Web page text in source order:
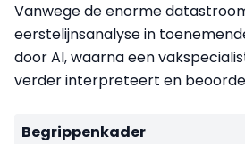
Vanwege de enorme
eerstelijnsanalyse in
door AI, waarna een
verder interpreteert en
Begrippenkader